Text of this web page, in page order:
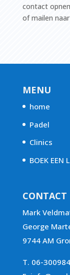
contact
of mailen
MENU
home
Padel
Clinics
BOEK EEN
CONTACT
Mark
George
9744 AM
T. 06-